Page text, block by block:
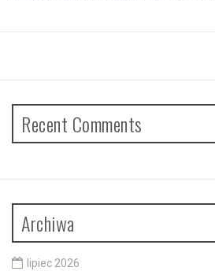
Recent Comments
Archiwa
lipiec 2026